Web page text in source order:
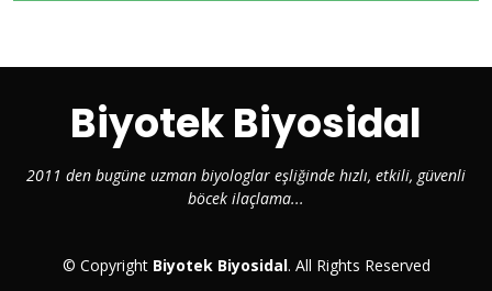
Biyotek Biyosidal
2011 den bugüne uzman biyologlar eşliğinde hızlı, etkili, güvenli
böcek ilaçlama...
© Copyright Biyotek Biyosidal. All Rights Reserved